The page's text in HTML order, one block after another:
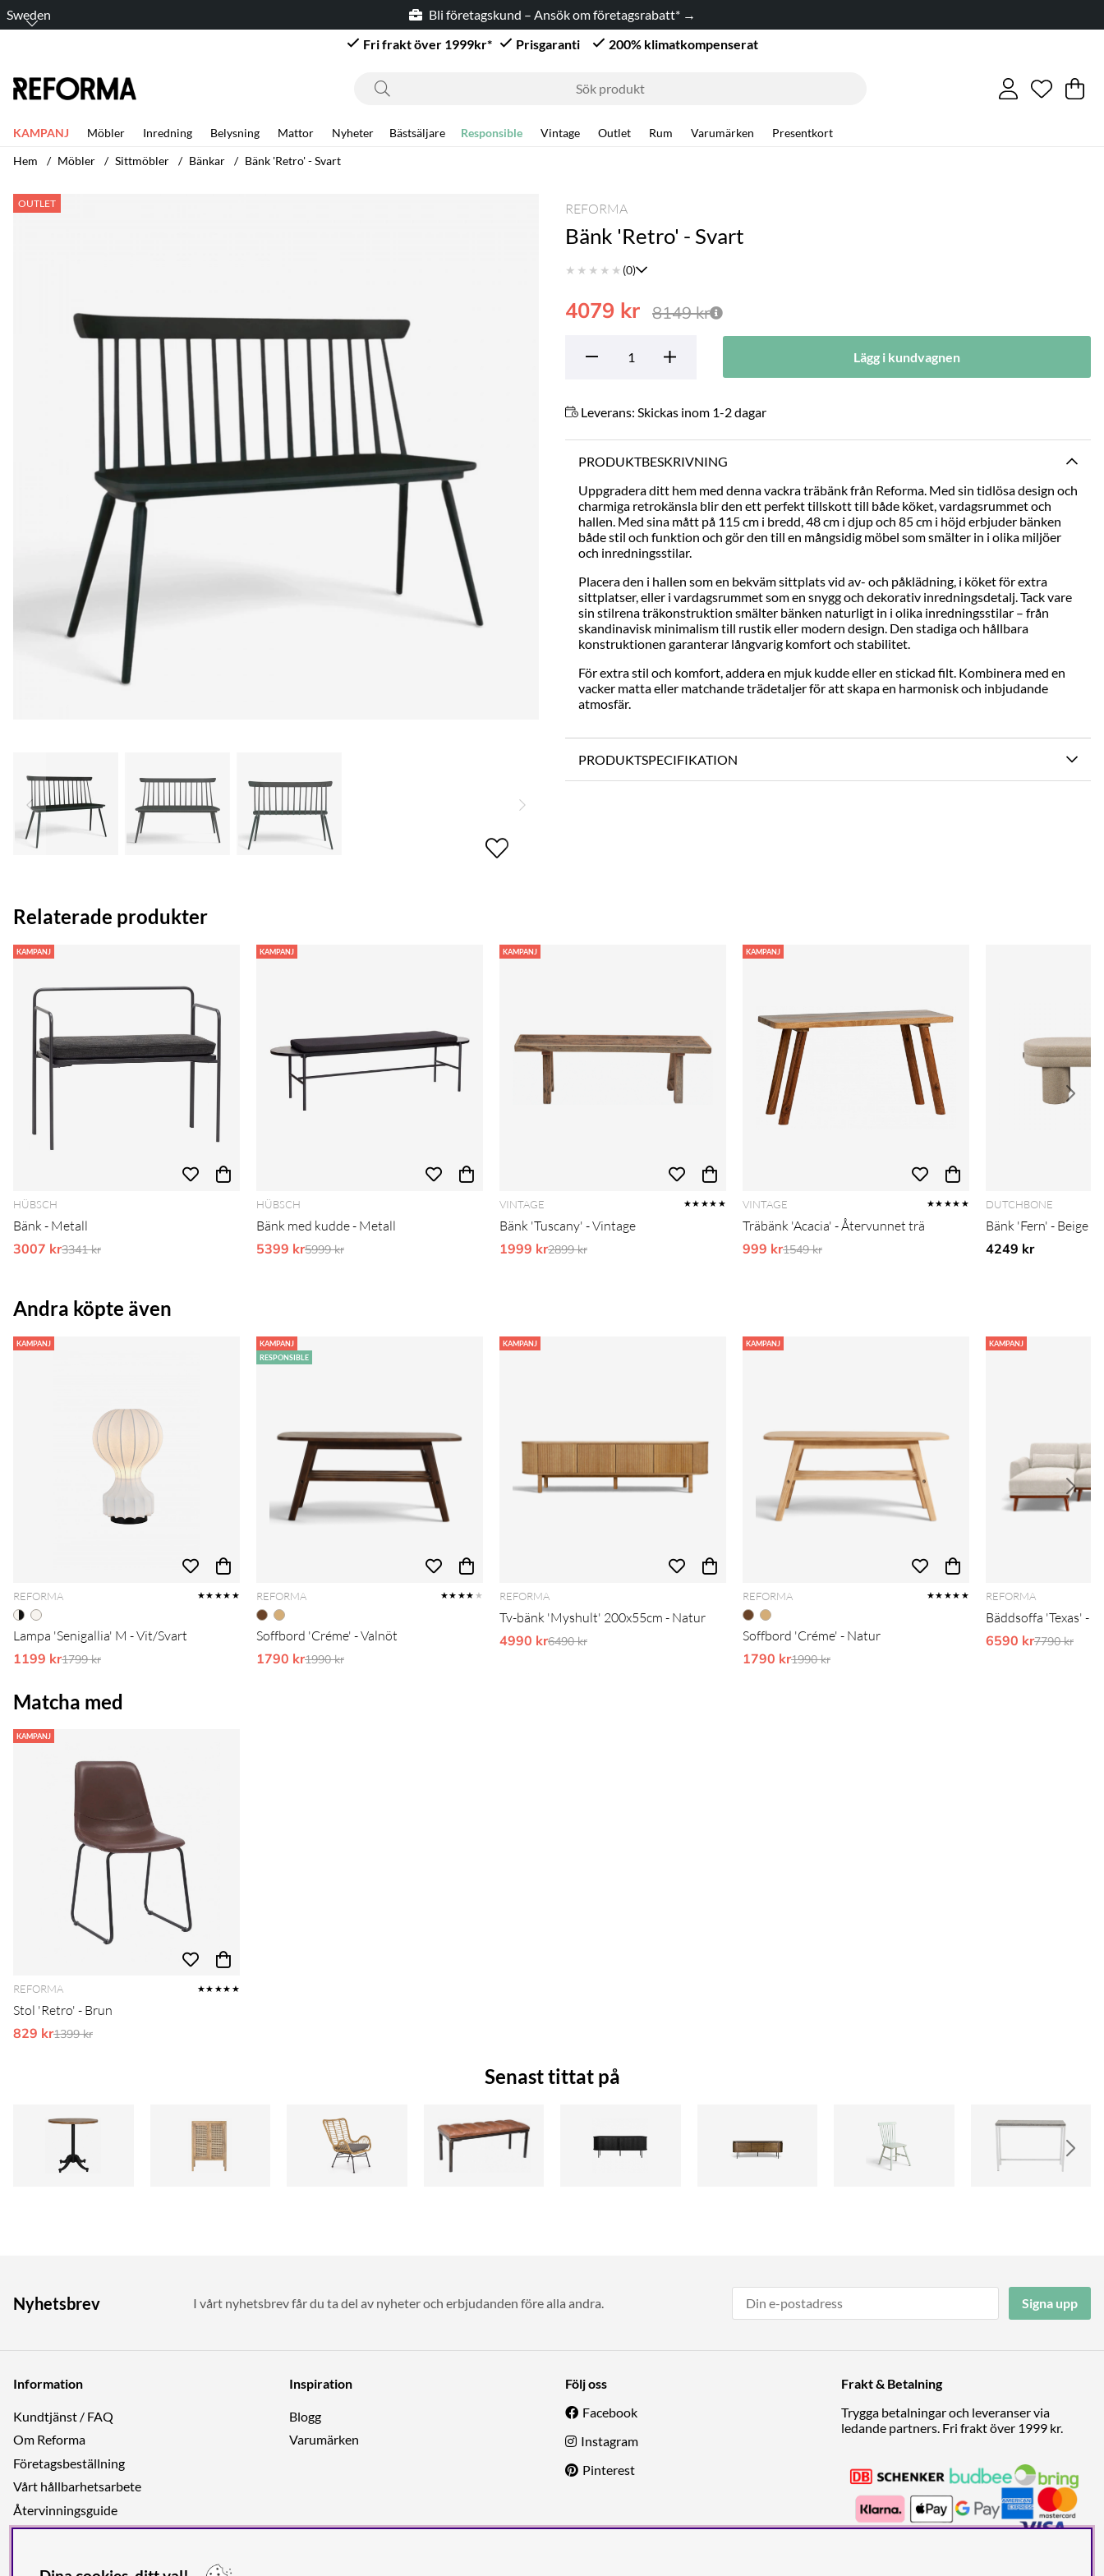
Sweden
Bli företagskund – Ansök om företagsrabatt* →
Fri frakt över 1999kr*
Prisgaranti 200% klimatkompenserat
Antal i
. .
KAMPANJ Möbler Inredning Belysning Mattor Nyheter Bästsäljare Responsible Vintage Outlet Rum Varumärken
Presentkort
Hem
Möbler Sittmöbler Bänkar Bänk 'Retro' - Svart
OUTLET
Produktbilder Bänk 'Retro' - Svart REFORMA
Bänk 'Retro' - Svart
★ ★ ★ ★ ★ (0)
8149kr
4079 kr
Lägg i kundvagnen
Leverans: Skickas inom 1-2 dagar
PRODUKTBESKRIVNING
Uppgradera ditt hem med denna vackra träbänk från Reforma. Med sin tidlösa design och
charmiga retrokänsla blir den ett perfekt tillskott till både köket, vardagsrummet och
hallen. Med sina mått på 115 cm i bredd, 48 cm i djup och 85 cm i höjd erbjuder bänken
både stil och funktion och gör den till en mångsidig möbel som smälter in i olika miljöer
och inredningsstilar.
Placera den i hallen som en bekväm sittplats vid av- och påklädning, i köket för extra
sittplatser, eller i vardagsrummet som en snygg och dekorativ inredningsdetalj. Tack vare
sin stilrena träkonstruktion smälter bänken naturligt in i olika inredningsstilar – från
skandinavisk minimalism till rustik eller modern design. Den stadiga och hållbara
konstruktionen garanterar långvarig komfort och stabilitet.
För extra stil och komfort, addera en mjuk kudde eller en stickad filt. Kombinera med en
vacker matta eller matchande trädetaljer för att skapa en harmonisk och inbjudande
atmosfär.
PRODUKTSPECIFIKATION
Relaterade produkter
KAMPANJ
HÜBSCH
Bänk - Metall
3007 krOrdinarie pris:
3341 kr
KAMPANJ
HÜBSCH
Bänk med kudde - Metall
5399 krOrdinarie pris:
5999 kr
KAMPANJ
VINTAGE ★★★★★
Bänk 'Tuscany' - Vintage
1999 krOrdinarie pris:
2899 kr
KAMPANJ
VINTAGE ★★★★★
Träbänk 'Acacia' - Återvunnet trä
999 krOrdinarie pris:
1549 kr
DUTCHBONE
Bänk 'Fern' - Beige
4249 kr
Andra köpte även
KAMPANJ
REFORMA ★★★★★
Lampa 'Senigallia' M - Vit/Svart
1199 krOrdinarie pris:
1799 kr
KAMPANJ
RESPONSIBLE
REFORMA ★★★★ ★
Soffbord 'Créme' - Valnöt
1790 krOrdinarie pris:
1990 kr
KAMPANJ
REFORMA
Tv-bänk 'Myshult' 200x55cm - Natur
4990 krOrdinarie pris:
6490 kr
KAMPANJ
REFORMA ★★★★★
Soffbord 'Créme' - Natur
1790 krOrdinarie pris:
1990 kr
KAMPANJ
REFORMA
Bäddsoffa 'Texas' -
6590 krOrdinarie
7790 kr
Matcha med
KAMPANJ
REFORMA ★★★★★
Stol 'Retro' - Brun
829 krOrdinarie pris:
1399 kr
Senast tittat på
Nyhetsbrev I vårt nyhetsbrev får du ta del av nyheter och erbjudanden före alla andra. Signa upp
Information
Kundtjänst / FAQ
Om Reforma
Företagsbeställning
Vårt hållbarhetsarbete
Återvinningsguide
Integritetspolicy
Inspiration
Blogg
Varumärken
Följ oss
Facebook
Instagram
Pinterest
Frakt & Betalning
Trygga betalningar och leveranser via
ledande partners. Fri frakt över 1999 kr.